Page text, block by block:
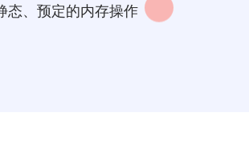
态、预定的内存操作